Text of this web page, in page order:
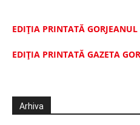
EDIȚIA PRINTATĂ GORJEANUL
EDIŢIA PRINTATĂ GAZETA
Arhiva